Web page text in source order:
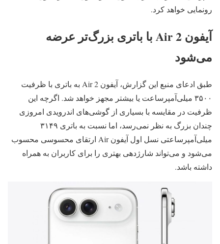
رونمایی خواهد کرد.
آیفون Air 2 با باتری بزرگ‌تر عرضه
می‌شود
طبق ادعای منبع این گزارش، آیفون Air 2 به باتری با ظرفیت
۳۵۰۰ میلی‌آمپرساعت یا بیشتر مجهز خواهد شد. اگرچه این
ظرفیت در مقایسه با بسیاری از گوشی‌های اندرویدی امروزی
چندان بزرگ به نظر نمی‌رسد، اما نسبت به باتری ۳۱۴۹
میلی‌آمپرساعتی نسل اول آیفون Air ارتقای محسوسی محسوب
می‌شود و می‌تواند شارژدهی بهتری را برای کاربران به همراه
داشته باشد.